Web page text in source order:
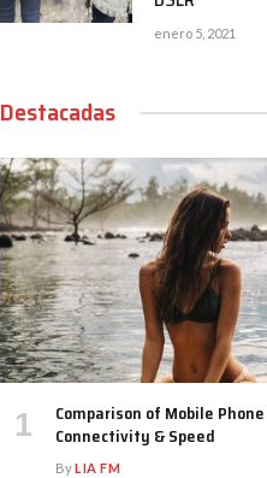
enero 5, 2021
Destacadas
Comparison of Mobile
Connectivity & Speed
ByLIA FM